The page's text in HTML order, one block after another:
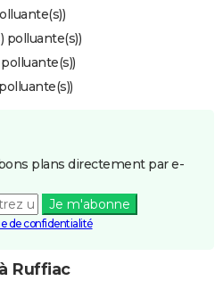
polluante(s))
plans directement par e-
Je m'abonne
de confidentialité
Ruffiac